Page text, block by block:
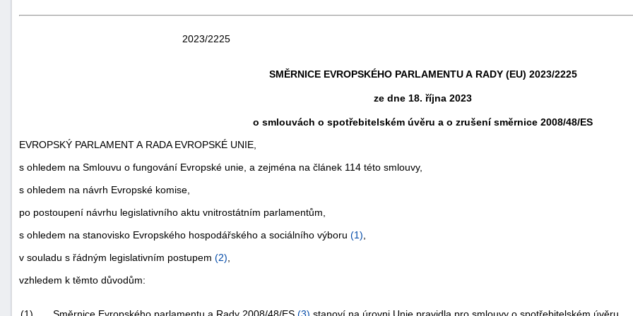
2023/2225
SMĚRNICE EVROPSKÉHO PARLAMENTU A RADY (EU) 2023/2225
ze dne 18. října 2023
o smlouvách o spotřebitelském úvěru a o zrušení směrnice 2008/48/ES
EVROPSKÝ PARLAMENT A RADA EVROPSKÉ UNIE,
s ohledem na Smlouvu o fungování Evropské unie, a zejména na článek 114 této smlouvy,
s ohledem na návrh Evropské komise,
po postoupení návrhu legislativního aktu vnitrostátním parlamentům,
s ohledem na stanovisko Evropského hospodářského a sociálního výboru (1)
v souladu s řádným legislativním postupem (2)
vzhledem k těmto důvodům:
(1) Směrnice Evropského parlamentu a Rady 2008/48/ES (3) stanoví na úrovni Unie pravidla pro smlouvy o spotřebitelském úvěru.